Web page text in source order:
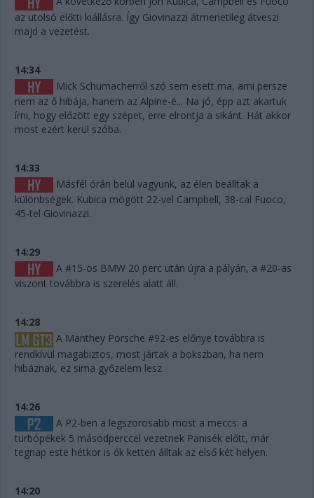
az utolsó előtti kiállásra. Így Giovinazzi átmenetileg átveszi
majd a vezetést.
14:34
Mick Schumacherről szó sem esett ma, ami persze
nem az ő hibája, hanem az Alpine-é... Na jó, épp azt akartuk
írni, hogy előzött egy szépet, erre elrontja a sikánt. Hát akkor
most ezért kerül szóba.
14:33
Másfél órán belül vagyunk, az élen beálltak a
különbségek. Kubica mögött 22-vel Campbell, 38-cal Fuoco,
45-tel Giovinazzi.
14:29
A #15-ös BMW 20 perc után újra a pályán, a #20-as
viszont továbbra is szerelés alatt áll.
14:28
A Manthey Porsche #92-es előnye továbbra is
rendkívül magabiztos, most jártak a bokszban, ha nem
hibáznak, ez sima győzelem lesz.
14:26
A P2-ben a legszorosabb most a meccs: a
turbópékek 5 másodperccel vezetnek Panisék előtt, már
tegnap este hétkor is ők ketten álltak az első két helyen.
14:20